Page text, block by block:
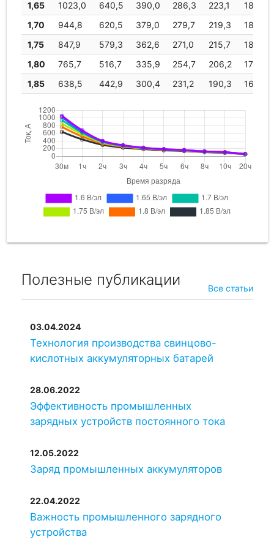
FiammLM 900 945
ExideClassic 9 OPzS
900
980
Leoch10 OPzS 1000
EnerSysPowerSafe 9
OPzS 900
1040
EnerSysPowerSafe 10
1100
1000
EverExceed10 OPzS
1140
Exide
1000
Leoch12 OPzS 1200 1200
1,65 1023,0 640,5 390,0 286,3 223,1
187,2
1,70
944,8 620,5 379,0 279,7 219,3
184,3
1,75
847,9 579,3 362,6 271,0 215,7
181,0
1,80
765,7 516,7 335,9 254,7 206,2
173,1
1,85
638,5 442,9 300,4 231,2 190,3 160,1
Полезные публикации Все статьи
03.04.2024
Технология производства свинцово-
кислотных аккумуляторных батарей
28.06.2022
Эффективность промышленных
зарядных устройств постоянного тока
12.05.2022
Заряд промышленных аккумуляторов
22.04.2022
Важность промышленного зарядного
устройства